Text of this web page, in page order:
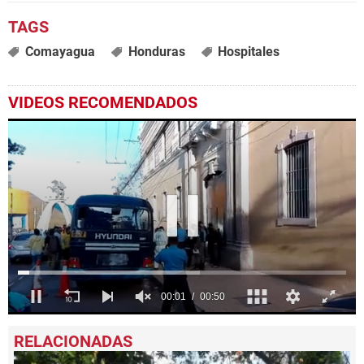
Comayagua Honduras Hospitales
VIDEOS RECOMENDADOS
seconds
of
50